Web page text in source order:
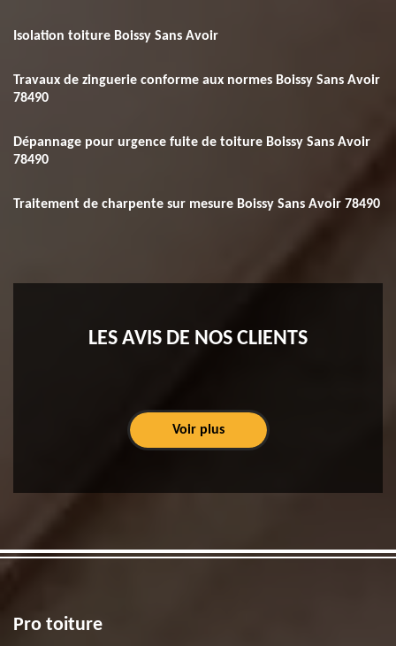
Isolation toiture Boissy Sans Avoir
Travaux de zinguerie conforme aux normes Boissy Sans Avoir
78490
Dépannage pour urgence fuite de toiture Boissy Sans Avoir
78490
Traitement de charpente sur mesure Boissy Sans Avoir 78490
LES AVIS DE NOS CLIENTS
Voir plus
Pro toiture